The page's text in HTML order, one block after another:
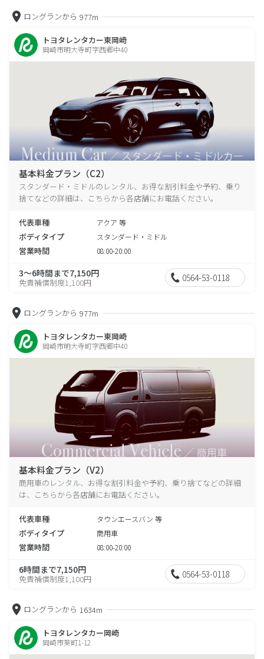
ロングランから 977m
トヨタレンタカー東岡崎
岡崎市明大寺町字西郷中40
基本料金プラン（C2）
スタンダード・ミドルのレンタル、お得な割引料金や予約、乗り
捨てなどの詳細は、こちらから各店舗にお電話ください。
代表車種 アクア 等
ボディタイプ スタンダード・ミドル
営業時間 08:00-20:00
3～6時間まで7,150円
免責補償制度1,100円 0564-53-0118
ロングランから 977m
トヨタレンタカー東岡崎
岡崎市明大寺町字西郷中40
基本料金プラン（V2）
商用車のレンタル、お得な割引料金や予約、乗り捨てなどの詳細
は、こちらから各店舗にお電話ください。
代表車種 タウンエースバン 等
ボディタイプ 商用車
営業時間 08:00-20:00
6時間まで7,150円
免責補償制度1,100円 0564-53-0118
ロングランから 1634m
トヨタレンタカー岡崎
岡崎市葵町1-12